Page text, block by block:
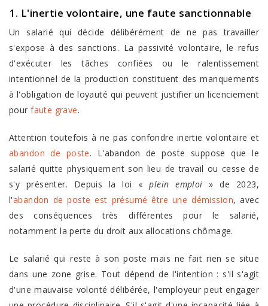
1. L'inertie volontaire, une faute sanctionnable
Un salarié qui décide délibérément de ne pas travailler
s'expose à des sanctions. La passivité volontaire, le refus
d'exécuter les tâches confiées ou le ralentissement
intentionnel de la production constituent des manquements
à l'obligation de loyauté qui peuvent justifier un licenciement
pourfaute grave.
Attention toutefois à ne pas confondre inertie volontaire et
abandon de poste. L'abandon de poste suppose que le
salarié quitte physiquement son lieu de travail ou cesse de
s'y présenter. Depuis la loi «plein emploi » de 2023,
l'abandon de poste est présumé être une démission, avec
des conséquences très différentes pour le salarié,
notamment la perte du droit aux allocations chômage.
Le salarié qui reste à son poste mais ne fait rien se situe
dans une zone grise. Tout dépend de l'intention : s'il s'agit
d'une mauvaise volonté délibérée, l'employeur peut engager